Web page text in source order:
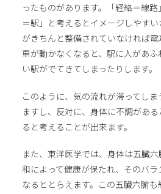
ったものがあります。「経絡＝線
＝駅」と考えるとイメージしやす
がきちんと整備されていなければ
車が動かなくなると、駅に人があ
い駅がでてきてしまったりします。
このように、気の流れが滞ってし
ますし、反対に、身体に不調があ
ると考えることが出来ます。
また、東洋医学では、身体は五臓
和によって健康が保たれ、そのバ
なるととらえます。この五臓六腑も